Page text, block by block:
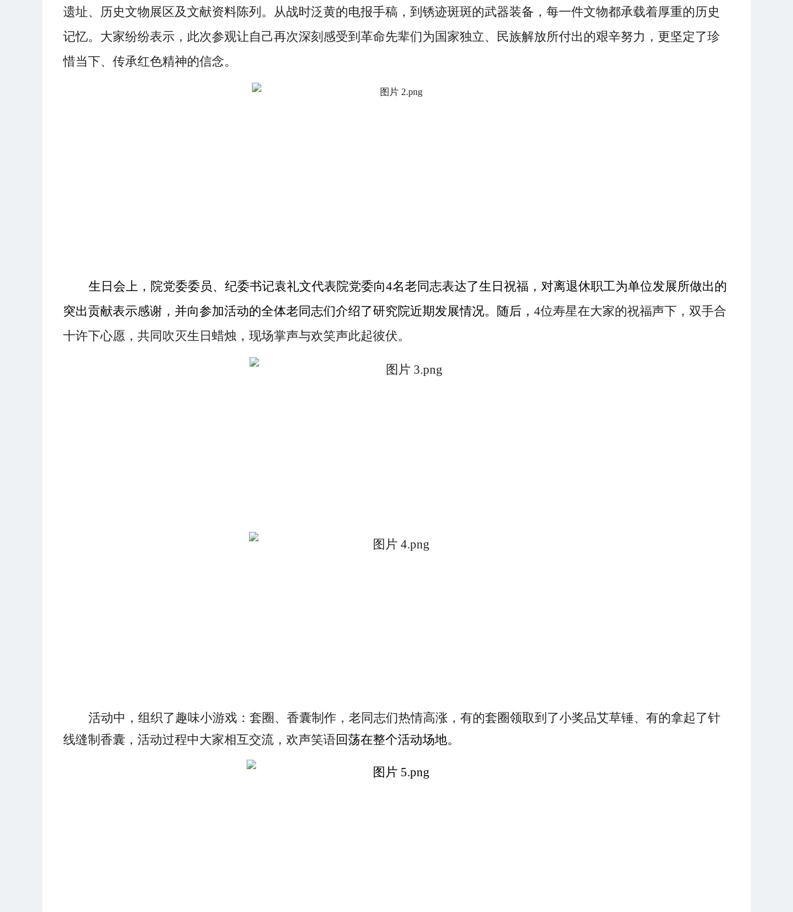
遗址、历史文物展区及文献资料陈列。从战时泛黄的电报手稿，到锈迹斑斑的武器装备，每一件文物都承载着厚重的历史
记忆。大家纷纷表示，此次参观让自己再次深刻感受到革命先辈们为国家独立、民族解放所付出的艰辛努力，更坚定了珍
惜当下、传承红色精神的信念。
生日会上，院党委委员、纪委书记袁礼文代表院党委向4名老同志表达了生日祝福，对离退休职工为单位发展所做出的
突出贡献表示感谢，并向参加活动的全体老同志们介绍了研究院近期发展情况。随后， 4位寿星在大家的祝福声下，双手合
十许下心愿，共同吹灭生日蜡烛，现场掌声与欢笑声此起彼伏。
活动中，组织了趣味小游戏：套圈、香囊制作，老同志们热情高涨，有的套圈领取到了小奖品艾草锤、有的拿起了针
线缝制香囊，活动过程中大家相互交流，欢声笑语回荡在整个活动场地。